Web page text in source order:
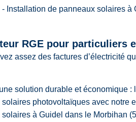
- Installation de panneaux solaires à
RGE pour particuliers
assez des factures d’électricité
solution durable et économique :
solaires photovoltaïques avec notre
à Guidel dans le Morbihan